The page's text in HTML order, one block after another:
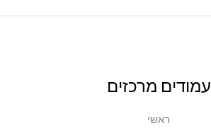
עמודים מרכזים
ראשי